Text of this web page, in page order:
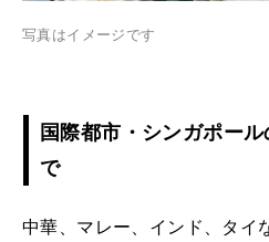
写真はイメージです
国際都市・シンガポー
で
中華、マレー、インド、タイ